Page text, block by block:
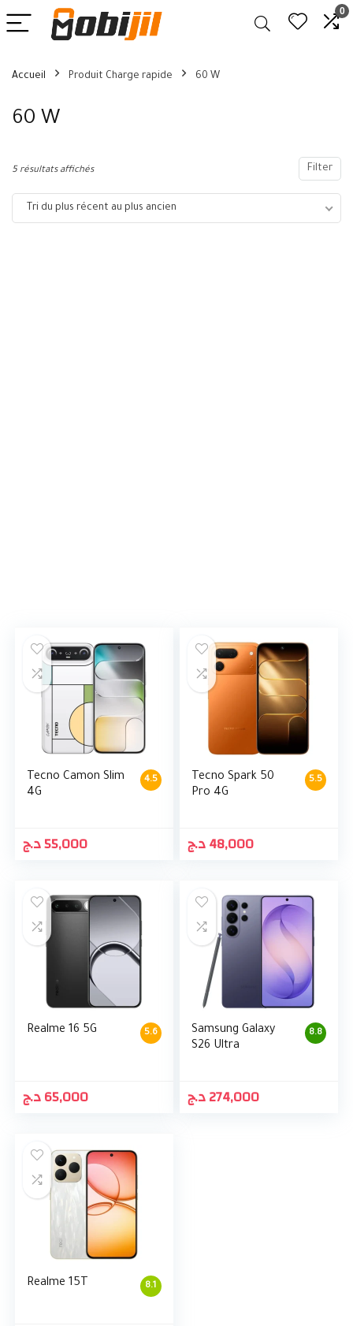
0
Accueil Produit Charge rapide 60 W
60 W
Filter
5 résultats affichés
Tri du plus récent au plus ancien
4.5
Tecno Camon Slim
4G
55,000د.ج
5.5
Tecno Spark 50
Pro 4G
48,000د.ج
5.6
Realme 16 5G
65,000د.ج
8.8
Samsung Galaxy
S26 Ultra
274,000د.ج
8.1
Realme 15T